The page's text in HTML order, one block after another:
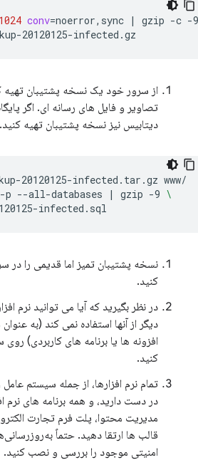
1024 conv=noerror,sync | gzip -c -9
از سرور خود یک نسخه پشتیبان تهیه
تصاویر و فایل های رسانه ای. اگر
دیتابیس نیز نسخه پشتیبان تهیه کنید.
20120125-infected.tar.gz www/
-p --all-databases | gzip -9 \
نسخه پشتیبان تمیز اما قدیمی را در
کنید.
در نظر بگیرید که آیا می توانید نرم
دیگر از آنها استفاده نمی کند (به
افزونه ها یا برنامه های کاربردی)
کنید.
تمام نرم افزارها، از جمله سیستم عامل
در دست دارید، و همه برنامه های نرم
مدیریت محتوا، پلت فرم تجارت
قالب ها ارتقا دهید. حتماً
امنیتی موجود را بررسی و نصب کنید.